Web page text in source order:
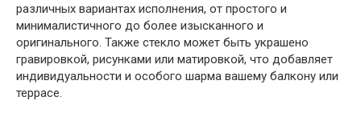
различных вариантах исполнения, от простого и
минималистичного до более изысканного и
оригинального. Также стекло может быть украшено
гравировкой, рисунками или матировкой, что добавляет
индивидуальности и особого шарма вашему балкону или
террасе.